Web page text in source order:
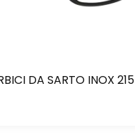
DA SARTO INOX 215